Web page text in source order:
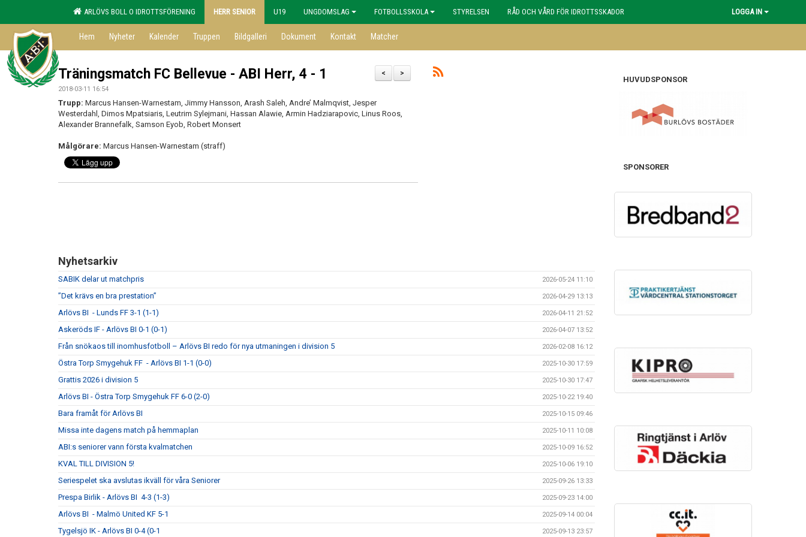
ARLÖVS BOLL O IDROTTSFÖRENING HERR SENIOR U19 UNGDOMSLAG FOTBOLLSSKOLA STYRELSEN RÅD OCH VÅRD FÖR IDROTTSSKADOR LOGGA IN
Hem Nyheter Kalender Truppen Bildgalleri Dokument Kontakt Matcher
>
<
Träningsmatch FC Bellevue - ABI Herr, 4 - 1
2018-03-11 16:54
Trupp: Marcus Hansen-Warnestam, Jimmy Hansson, Arash Saleh, Andre’ Malmqvist, Jesper
Westerdahl, Dimos Mpatsiaris, Leutrim Sylejmani, Hassan Alawie, Armin Hadziarapovic, Linus Roos,
Alexander Brannefalk, Samson Eyob, Robert Monsert
Målgörare: Marcus Hansen-Warnestam (straff)
Nyhetsarkiv
SABIK delar ut matchpris 2026-05-24 11:10
”Det krävs en bra prestation” 2026-04-29 13:13
Arlövs BI - Lunds FF 3-1 (1-1) 2026-04-11 21:52
Askeröds IF - Arlövs BI 0-1 (0-1) 2026-04-07 13:52
Från snökaos till inomhusfotboll – Arlövs BI redo för nya utmaningen i division 5 2026-02-08 16:12
Östra Torp Smygehuk FF - Arlövs BI 1-1 (0-0) 2025-10-30 17:59
Grattis 2026 i division 5 2025-10-30 17:47
Arlövs BI - Östra Torp Smygehuk FF 6-0 (2-0) 2025-10-22 19:40
Bara framåt för Arlövs BI 2025-10-15 09:46
Missa inte dagens match på hemmaplan 2025-10-11 10:08
ABI:s seniorer vann första kvalmatchen 2025-10-09 16:52
KVAL TILL DIVISION 5! 2025-10-06 19:10
Seriespelet ska avslutas ikväll för våra Seniorer 2025-09-26 13:33
Prespa Birlik - Arlövs BI 4-3 (1-3) 2025-09-23 14:00
Arlövs BI - Malmö United KF 5-1 2025-09-14 00:04
Tygelsjö IK - Arlövs BI 0-4 (0-1 2025-09-13 23:57
HUVUDSPONSOR
SPONSORER